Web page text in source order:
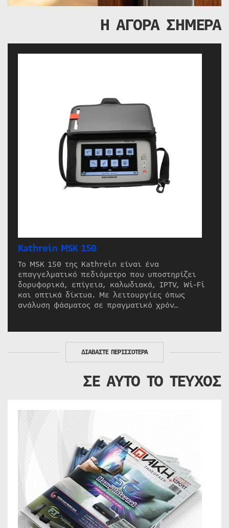
Η ΑΓΟΡΑ ΣΗΜΕΡΑ
Kathrein MSK 150
Το MSK 150 της Kathrein είναι ένα
επαγγελματικό πεδιόμετρο που υποστηρίζει
δορυφορικά, επίγεια, καλωδιακά, IPTV, Wi-Fi
και οπτικά δίκτυα. Με λειτουργίες όπως
ανάλυση φάσματος σε πραγματικό χρόν…
ΔΙΑΒΑΣΤΕ ΠΕΡΙΣΣΟΤΕΡΑ
ΣΕ ΑΥΤΟ ΤΟ ΤΕΥΧΟΣ